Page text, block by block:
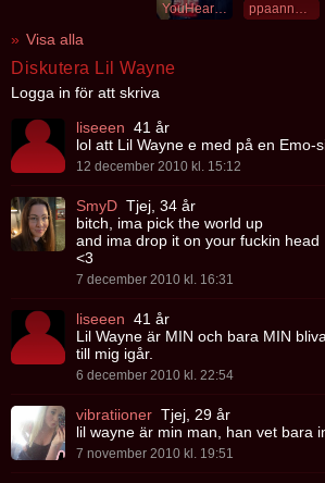
YouHeartMe ppaannddaann
Visa alla
Diskutera Lil Wayne
Logga in för att skriva
liseeen 41 år
lol att Lil Wayne e med på en Emo-
12 december 2010 kl. 15:12
SmyD Tjej, 34 år
bitch, ima pick the world up
and ima drop it on your fuckin head
<3
7 december 2010 kl. 16:31
liseeen 41 år
Lil Wayne är MIN och bara MIN
till mig igår.
6 december 2010 kl. 22:54
vibratiioner Tjej, 29 år
lil wayne är min man, han vet bara
7 november 2010 kl. 19:51